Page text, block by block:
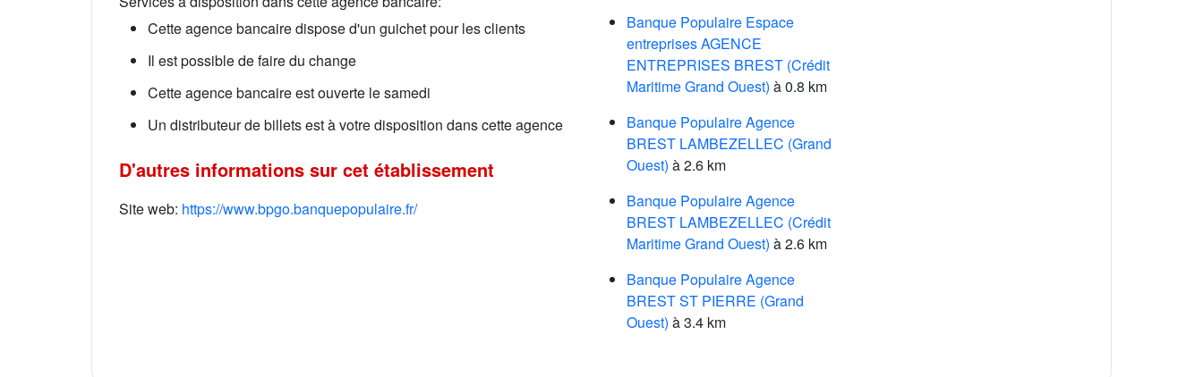
Cette agence bancaire dispose d'un guichet pour les clients
Il est possible de faire du change
Cette agence bancaire est ouverte le samedi
Un distributeur de billets est à votre disposition dans cette agence
D'autres informations sur cet établissement
Site web: https://www.bpgo.banquepopulaire.fr/
Banque Populaire Espace
entreprises AGENCE
ENTREPRISES BREST (Crédit
Maritime Grand Ouest) à 0.8 km
Banque Populaire Agence
BREST LAMBEZELLEC (Grand
Ouest) à 2.6 km
Banque Populaire Agence
BREST LAMBEZELLEC (Crédit
Maritime Grand Ouest) à 2.6 km
Banque Populaire Agence
BREST ST PIERRE (Grand
Ouest) à 3.4 km